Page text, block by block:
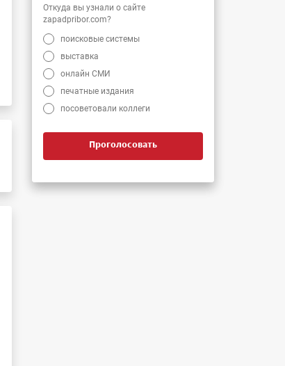
Откуда вы узнали о сайте
zapadpribor.com?
поисковые системы
выставка
онлайн СМИ
печатные издания
посоветовали коллеги
Проголосовать